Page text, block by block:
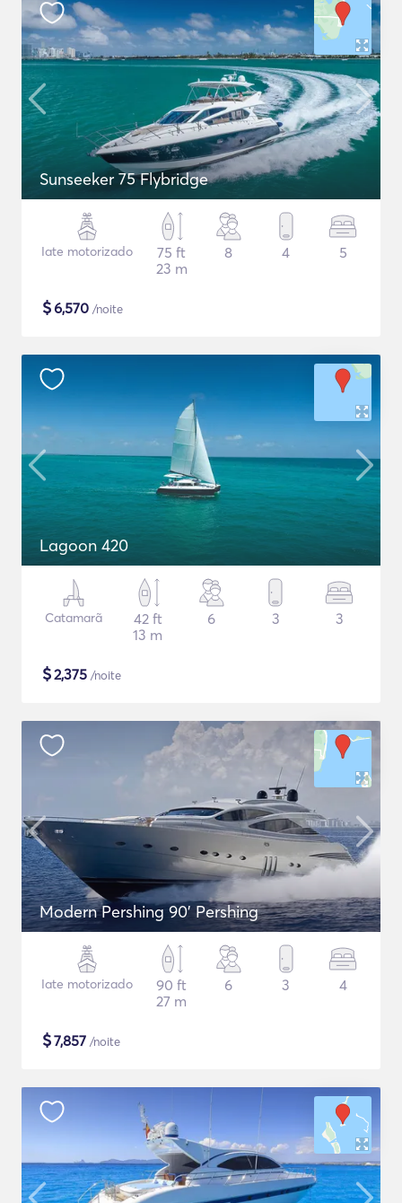
Sunseeker 75 Flybridge
Iate motorizado
75 ft
23 m
8 4 5
$6,570 /noite
Lagoon 420
Catamarã
42 ft
13 m
6 3 3
$2,375 /noite
Modern Pershing 90' Pershing
Iate motorizado
90 ft
27 m
6 3 4
$7,857 /noite